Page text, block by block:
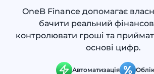
OneB Finance допомагає
бачити реальний
контролювати гроші та
основі цифр.
Автоматизація